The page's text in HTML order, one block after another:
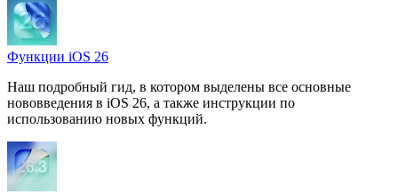
Функции iOS 26
Наш подробный гид, в котором выделены все основные
нововведения в iOS 26, а также инструкции по
использованию новых функций.